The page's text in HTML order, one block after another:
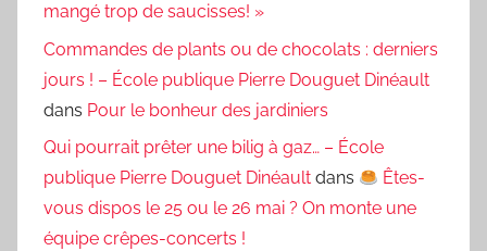
mangé trop de saucisses! »
Commandes de plants ou de chocolats : derniers
jours ! – École publique Pierre Douguet Dinéault
dans Pour le bonheur des jardiniers
Qui pourrait prêter une bilig à gaz… – École
publique Pierre Douguet Dinéault dans
Êtes-
vous dispos le 25 ou le 26 mai ? On monte une
équipe crêpes-concerts !